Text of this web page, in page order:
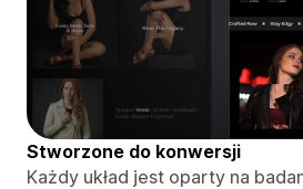
Stworzone do konwersji
Każdy układ jest oparty na